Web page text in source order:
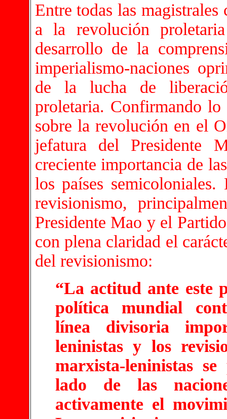
Entre todas las
a la revolución
desarrollo de la
imperialismo-naciones
de la lucha de
proletaria. Confirmando
sobre la revolución en el
jefatura del Presidente
creciente importancia de
los países
revisionismo,
Presidente Mao y el
con plena claridad el
del revisionismo:
“La actitud ante este
política mundial
línea divisoria
leninistas y los
marxista-leninistas
lado de las
activamente el